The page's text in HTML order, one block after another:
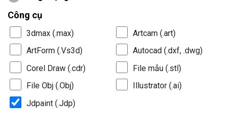
Công cụ
3dmax (.max)
Artcam (.art)
ArtForm (.Vs3d)
Autocad (.dxf, .dwg)
Corel Draw (.cdr)
File mẫu (.stl)
File Obj (.Obj)
Illustrator (.ai)
Jdpaint (.Jdp)